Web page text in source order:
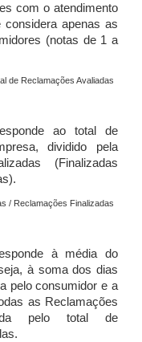
com o atendimento
considera apenas as
(notas de 1 a
de Reclamações Avaliadas
ao total de
dividido pela
(Finalizadas
/ Reclamações Finalizadas
à média do
à soma dos dias
pelo consumidor e a
as Reclamações
pelo total de